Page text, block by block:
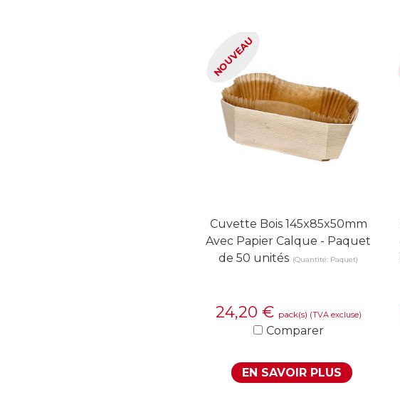
NOUVEAU
Cuvette Bois 145x85x50mm
Avec Papier Calque - Paquet
de 50 unités (Quantité: Paquet)
24,20 € pack(s) (TVA excluse)
Comparer
EN SAVOIR PLUS